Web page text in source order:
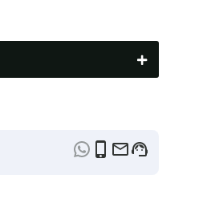
phone_iphone emailsupport_agent